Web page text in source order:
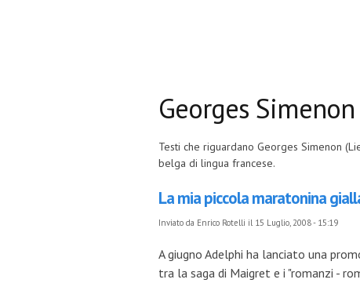
Georges Simenon
Testi che riguardano Georges Simenon
belga di lingua francese.
La mia piccola maratonina
Inviato da Enrico Rotelli il 15 Luglio, 2008 - 15:19
A giugno Adelphi ha lanciato una
tra la saga di Maigret e i "romanzi -